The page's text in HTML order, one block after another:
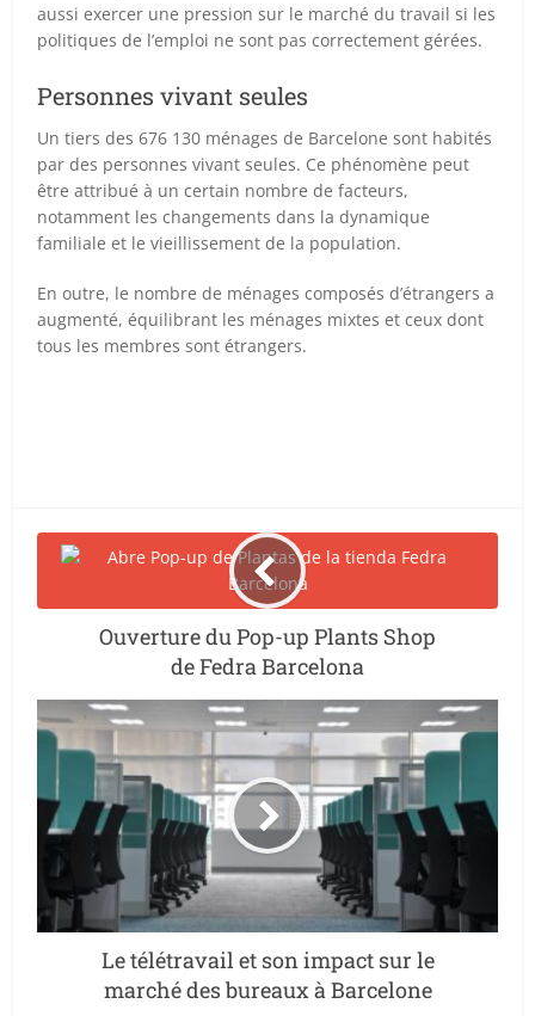
aussi exercer une pression sur le marché du travail si les
politiques de l’emploi ne sont pas correctement gérées.
Personnes vivant seules
Un tiers des 676 130 ménages de Barcelone sont habités
par des personnes vivant seules. Ce phénomène peut
être attribué à un certain nombre de facteurs,
notamment les changements dans la dynamique
familiale et le vieillissement de la population.
En outre, le nombre de ménages composés d’étrangers a
augmenté, équilibrant les ménages mixtes et ceux dont
tous les membres sont étrangers.
Ouverture du Pop-up Plants Shop
de Fedra Barcelona
Le télétravail et son impact sur le
marché des bureaux à Barcelone